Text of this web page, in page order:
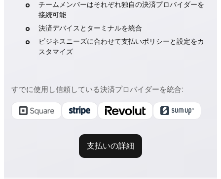
チームメンバーはそれぞれ独自の決済プロバイダーを
接続可能
決済デバイスとターミナルを統合
ビジネスニーズに合わせて支払いポリシーと設定をカ
スタマイズ
すでに使用し信頼している決済プロバイダーを統合:
支払いの詳細